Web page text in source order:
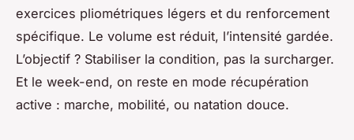
exercices pliométriques légers et du renforcement
spécifique. Le volume est réduit, l’intensité gardée.
L’objectif ? Stabiliser la condition, pas la surcharger.
Et le week-end, on reste en mode récupération
active : marche, mobilité, ou natation douce.